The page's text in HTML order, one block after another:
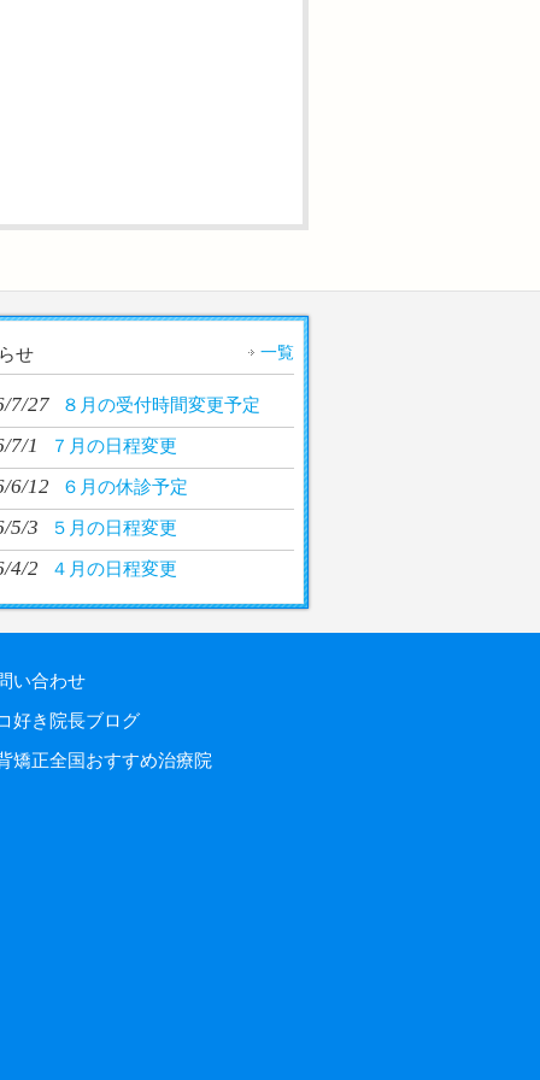
せ 一覧
7/27 ８月の受付時間変更予定
7/1 ７月の日程変更
6/12 ６月の休診予定
5/3 ５月の日程変更
4/2 ４月の日程変更
い合わせ
好き院長ブログ
矯正全国おすすめ治療院